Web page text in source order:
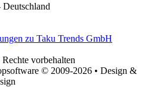
vorbehalten
© 2009-2026 • Design &